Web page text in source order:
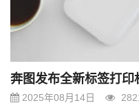
奔图发布全新标签打
2025年08月14日